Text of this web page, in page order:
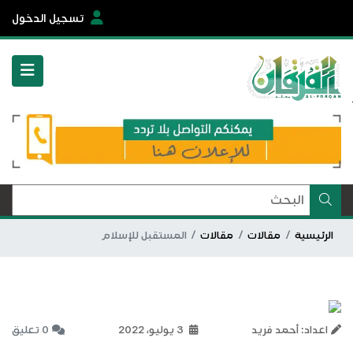
تسجيل الدخول
الرئيسية مقالات مقالات المستقبل للإسلام
اعداد: أحمد فريد 0 تعليق